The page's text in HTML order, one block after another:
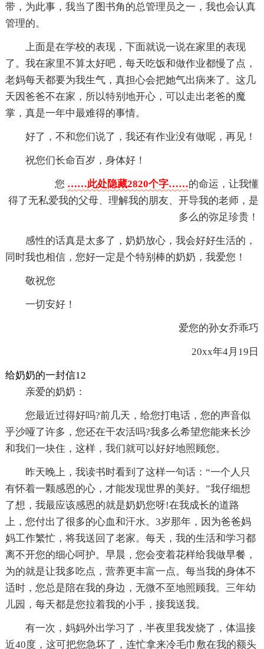
带，为此事，我当了图书角的总管理员之一，我也会认真
管理的。
上面是在学校的表现，下面就说一说在家里的表现
了。我在家里不算太好吧，每天吃饭和做作业都慢了点，
老妈每天都要为我生气，真担心会把她气出病来了。这几
天因爸爸不在家，所以特别地开心，可以走出老爸的魔
掌，真是一年中最难得的事情。
好了，不和您们说了，我还有作业没有做呢，再见！
祝您们长命百岁，身体好！
您 ……此处隐藏2820个字……的命运，让我懂
得了无私爱我的父母、理解我的朋友、开导我的老师，是
多么的弥足珍贵！
感性的话真是太多了，奶奶放心，我会好好生活的，
同时我也相信，您好一定是个特别棒的奶奶，我爱您！
敬祝您
一切安好！
爱您的孙女乔乖巧
20xx年4月19日
给奶奶的一封信12
亲爱的奶奶：
您最近过得好吗?前几天，给您打电话，您的声音似
乎沙哑了许多，您还在干农活吗?我多么希望您能来长沙
和我们一块住，这样，我们就可以好好地照顾您。
昨天晚上，我读书时看到了这样一句话：“一个人只
有怀着一颗感恩的心，才能发现世界的美好。”我仔细想
了想，我最应该感恩的就是奶奶您呀!在我成长的道路
上，您付出了很多的心血和汗水。3岁那年，因为爸爸妈
妈工作繁忙，将我送回了老家。每天，我的生活和学习都
离不开您的细心呵护。早晨，您会变着花样给我做早餐，
为的就是让我多吃点，营养更丰富一点。每当我的身体不
适时，您总是陪在我的身边，无微不至地照顾我。三年幼
儿园，每天都是您拉着我的小手，接我送我。
有一次，妈妈外出学习了，半夜里我发烧了，体温接
近40度，这可把您急坏了，连忙拿来冷毛巾敷在我的额头